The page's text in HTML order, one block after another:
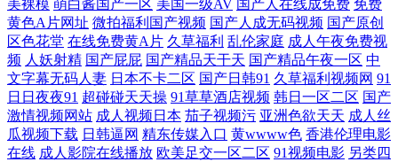
男女床上无遮挡 久热这里只有 国产黑料 亚洲激情午夜丁香 黄网站在线国
产 中文福利深夜 伊人干B 久久草香蕉大99 91精东黄色 日韩精品www 69
伊人 在线AⅤ www黑料尤物 天天天肏 九一社一至36 国产久久区 97国产在
线 91在线视频国产 日本成人影片网站 欧美人兽网 大香蕉自拍网 操逼网站
美裸模 萌白酱国产一区 美国一级AV 国产人在线成免费 免费
黄色A片网址 微拍福利国产视频 国产人成无码视频 国产原创
区色花堂 在线免费黄A片 久草福利 乱伦家庭 成人午夜免费视
频 人妖射精 国产屁屁 国产精品天干天 国产精品午夜一区 中
文字幕无码人妻 日本不卡二区 国产日韩91 久草福利视频网 91
日日夜夜91 超碰碰天天操 91草草酒店视频 韩日一区二区 国产
激情视频网站 成人视频日本 茄子视频污 亚洲色欲天天 成人丝
瓜视频下载 日韩逼网 精东传媒入口 黄wwww色 香港伦理电影
在线 成人影院在线播放 欧美足交一区二区 91视频电影 另类四